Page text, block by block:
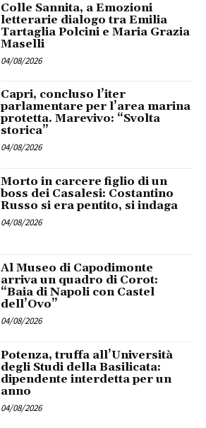
Colle Sannita, a Emozioni
letterarie dialogo tra Emilia
Tartaglia Polcini e Maria Grazia
Maselli
04/08/2026
Capri, concluso l’iter
parlamentare per l’area marina
protetta. Marevivo: “Svolta
storica”
04/08/2026
Morto in carcere figlio di un
boss dei Casalesi: Costantino
Russo si era pentito, si indaga
04/08/2026
Al Museo di Capodimonte
arriva un quadro di Corot:
“Baia di Napoli con Castel
dell’Ovo”
04/08/2026
Potenza, truffa all’Università
degli Studi della Basilicata:
dipendente interdetta per un
anno
04/08/2026